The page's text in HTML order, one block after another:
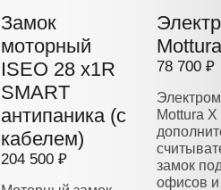
Замок
моторный
ISEO 28 x1R
SMART
антипаника (с
кабелем)
204 500 ₽
78 700 ₽
Mottura
замок
офисов и